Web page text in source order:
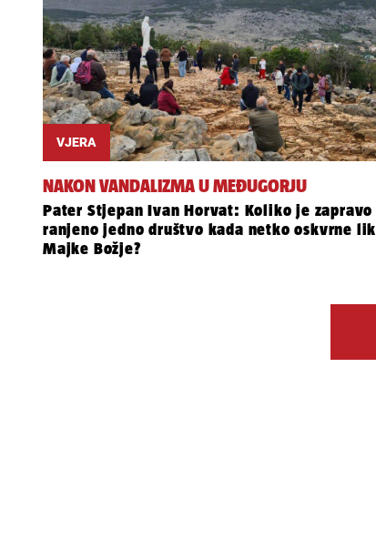
VJERA
NAKON VANDALIZMA U MEĐUGORJU
Pater Stjepan Ivan Horvat: Koliko je zapravo
ranjeno jedno društvo kada netko oskvrne lik
Majke Božje?